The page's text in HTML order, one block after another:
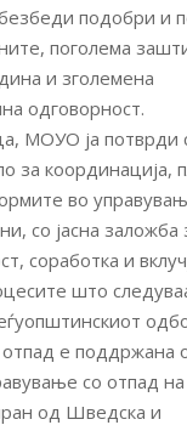
подобри и
поголема
и зголемена
одговорност.
МОУО ја потврди
за координација,
во
со јасна заложба
соработка и
што
е поддржана
со отпад на
од Шведска и